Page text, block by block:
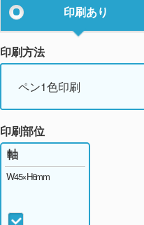
印刷あり
印刷方法
ペン1色印刷
印刷部位
軸
W45×H6mm